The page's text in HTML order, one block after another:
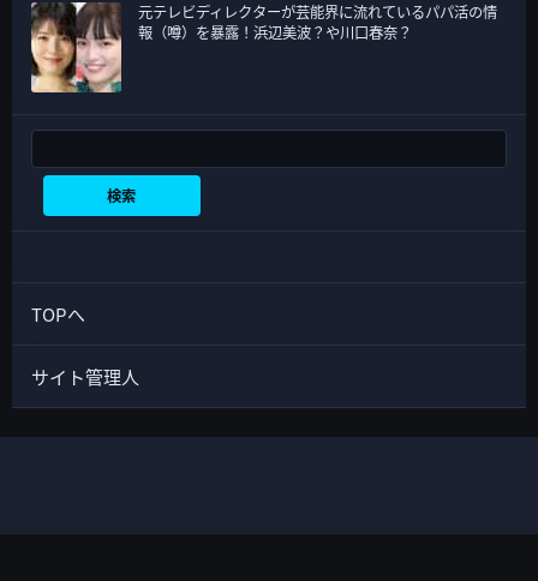
元テレビディレクターが芸能界に流れているパパ活の情
報（噂）を暴露！浜辺美波？や川口春奈？
検索
TOPへ
サイト管理人